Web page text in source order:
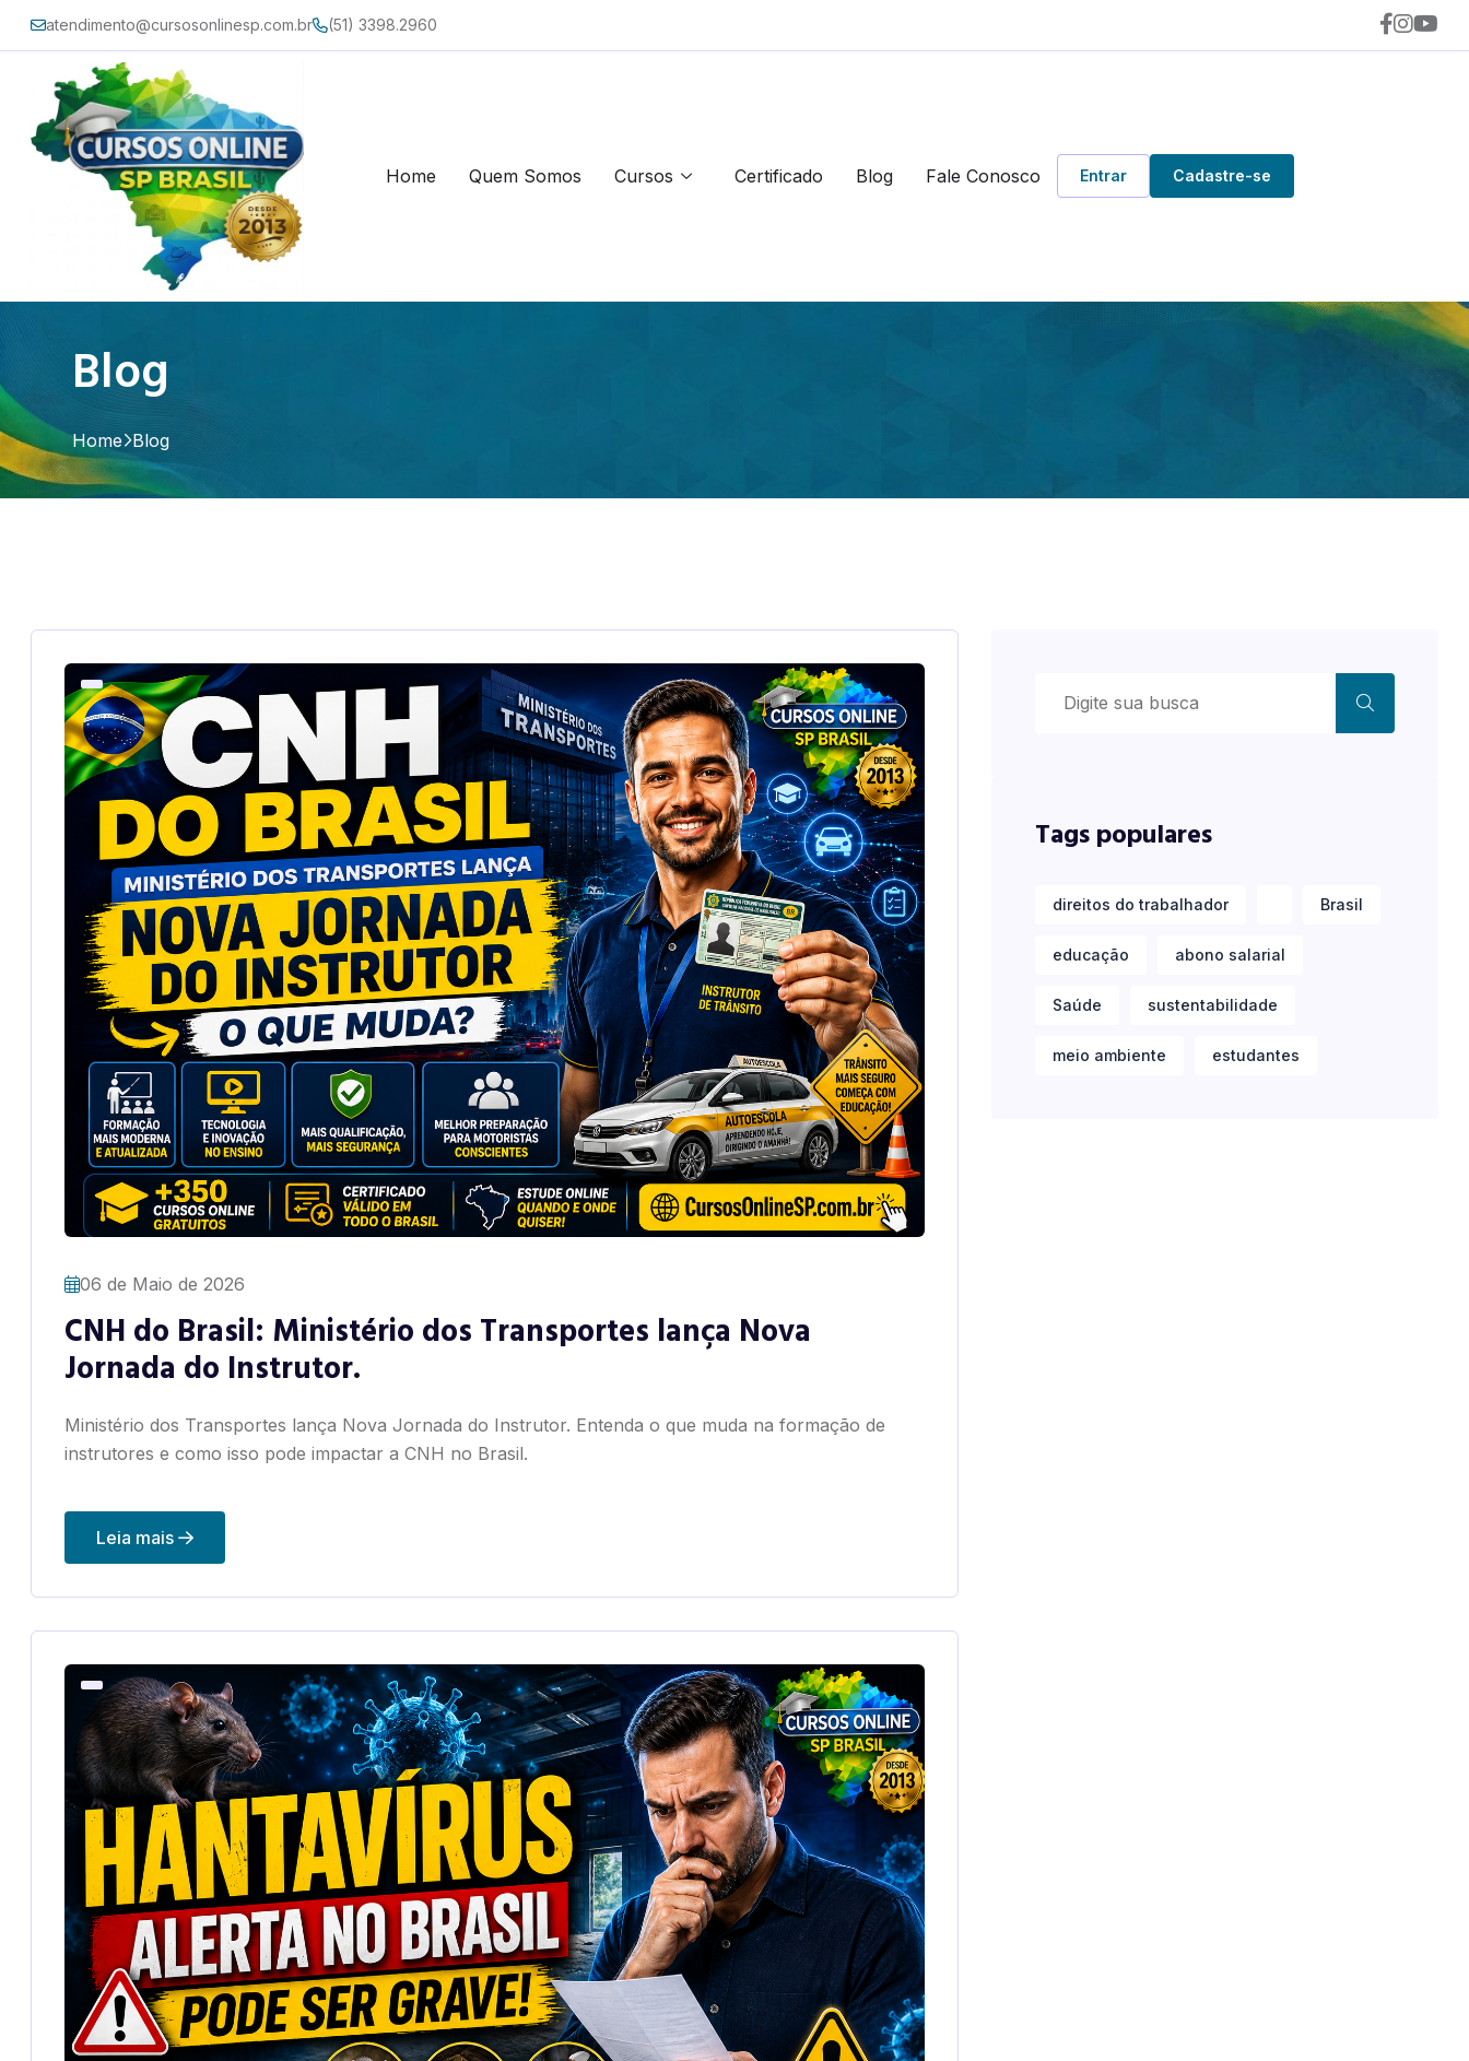
atendimento@cursosonlinesp.com.br (51) 3398.2960
Home Quem Somos Cursos Certificado Blog Fale Conosco Entrar Cadastre-se
Blog
Home Blog
06 de Maio de 2026
CNH do Brasil: Ministério dos Transportes lança Nova
Jornada do Instrutor.
Ministério dos Transportes lança Nova Jornada do Instrutor. Entenda o que muda na formação de
instrutores e como isso pode impactar a CNH no Brasil.
Leia mais
Tags populares
direitos do trabalhador Brasil
educação abono salarial
Saúde sustentabilidade
meio ambiente estudantes